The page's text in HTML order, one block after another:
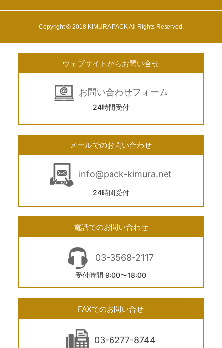
Copyright © 2018 KIMURA PACK All Rights Reserved.
ウェブサイトからお問い合せ
お問い合わせフォーム
24時間受付
メールでのお問い合わせ
info@pack-kimura.net
24時間受付
電話でのお問い合わせ
03-3568-2117
受付時間 9:00〜18:00
FAXでのお問い合せ
03-6277-8744